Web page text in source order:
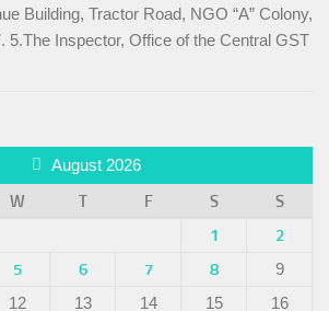
Building, Tractor Road, NGO “A” Colony,
5.The Inspector, Office of the Central GST
August 2026
W T F S
S
1
2
5 6 7 8
9
12 13 14 15
16